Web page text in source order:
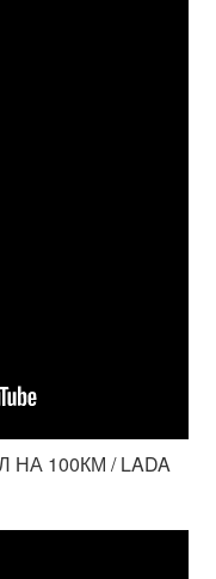
100КМ / LADA